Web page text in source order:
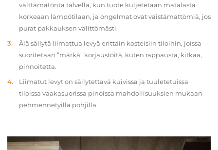
välttämätöntä talvella, kun tuote kuljetetaan matalasta
korkeaan lämpötilaan, ja ongelmat ovat väistämättömiä, jos
purat pakkauksen välittömästi.
Älä säilytä liimattua levyä erittäin kosteisiin tiloihin, joissa
suoritetaan ”märkä” korjaustöitä, kuten rappausta, kitkaa,
pinnoitetta.
Liimatut levyt on säilytettävä kuivissa ja tuuletetuissa
tiloissa vaakasuorissa pinoissa mahdollisuuksien mukaan
pehmennetyillä pohjilla.